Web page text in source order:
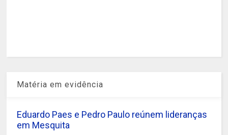
Matéria em evidência
Eduardo Paes e Pedro Paulo reúnem lideranças
em Mesquita